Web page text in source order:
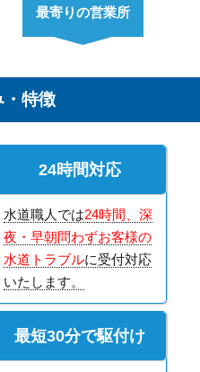
最寄りの営業所
・特徴
24時間対応
水道職人では24時間、深
夜・早朝問わずお客様の
水道トラブルに受付対応
いたします。
最短30分で駆付け